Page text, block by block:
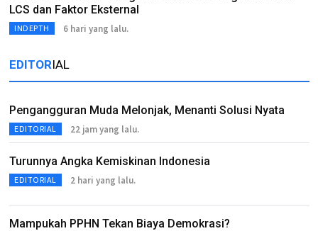
LCS dan Faktor Eksternal
INDEPTH 6 hari yang lalu.
EDITORIAL
Pengangguran Muda Melonjak, Menanti Solusi Nyata
EDITORIAL 22 jam yang lalu.
Turunnya Angka Kemiskinan Indonesia
EDITORIAL 2 hari yang lalu.
Mampukah PPHN Tekan Biaya Demokrasi?